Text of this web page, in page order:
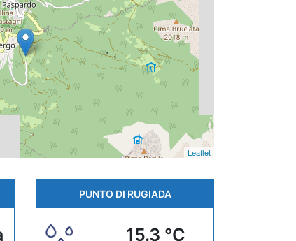
Leaflet
PUNTO DI RUGIADA
15.3 °C